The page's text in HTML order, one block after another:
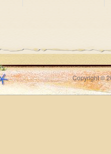
Copyright ©